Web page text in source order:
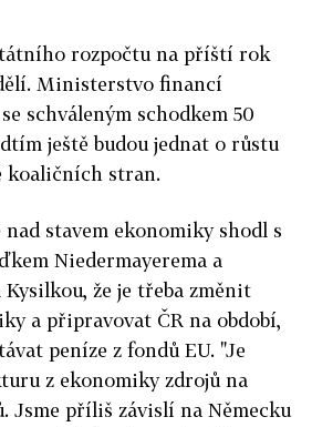
rozpočtu na příští rok
Ministerstvo financí
schváleným schodkem 50
ještě budou jednat o růstu
koaličních stran.
stavem ekonomiky shodl s
Niedermayerema a
Kysilkou, že je třeba změnit
a připravovat ČR na období,
peníze z fondů EU. "Je
z ekonomiky zdrojů na
Jsme příliš závislí na Německu